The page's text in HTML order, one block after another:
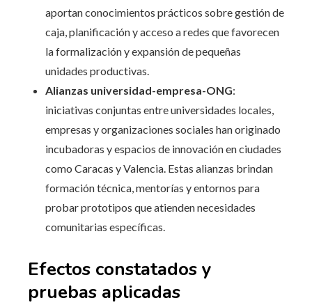
aportan conocimientos prácticos sobre gestión de
caja, planificación y acceso a redes que favorecen
la formalización y expansión de pequeñas
unidades productivas.
Alianzas universidad-empresa-ONG:
iniciativas conjuntas entre universidades locales,
empresas y organizaciones sociales han originado
incubadoras y espacios de innovación en ciudades
como Caracas y Valencia. Estas alianzas brindan
formación técnica, mentorías y entornos para
probar prototipos que atienden necesidades
comunitarias específicas.
Efectos constatados y
pruebas aplicadas